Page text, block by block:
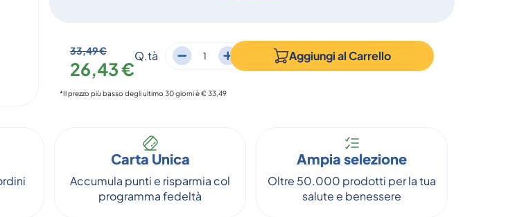
33,49 €
26,43 €
Q.tà Aggiungi alCarrello
*Il prezzo più basso degli ultimo 30 giorni è € 33,49
Carta Unica
Accumula punti e risparmia col
programma fedeltà
Ampia selezione
Oltre 50.000 prodotti per la tua
salute e benessere